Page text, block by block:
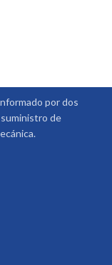
por dos
de